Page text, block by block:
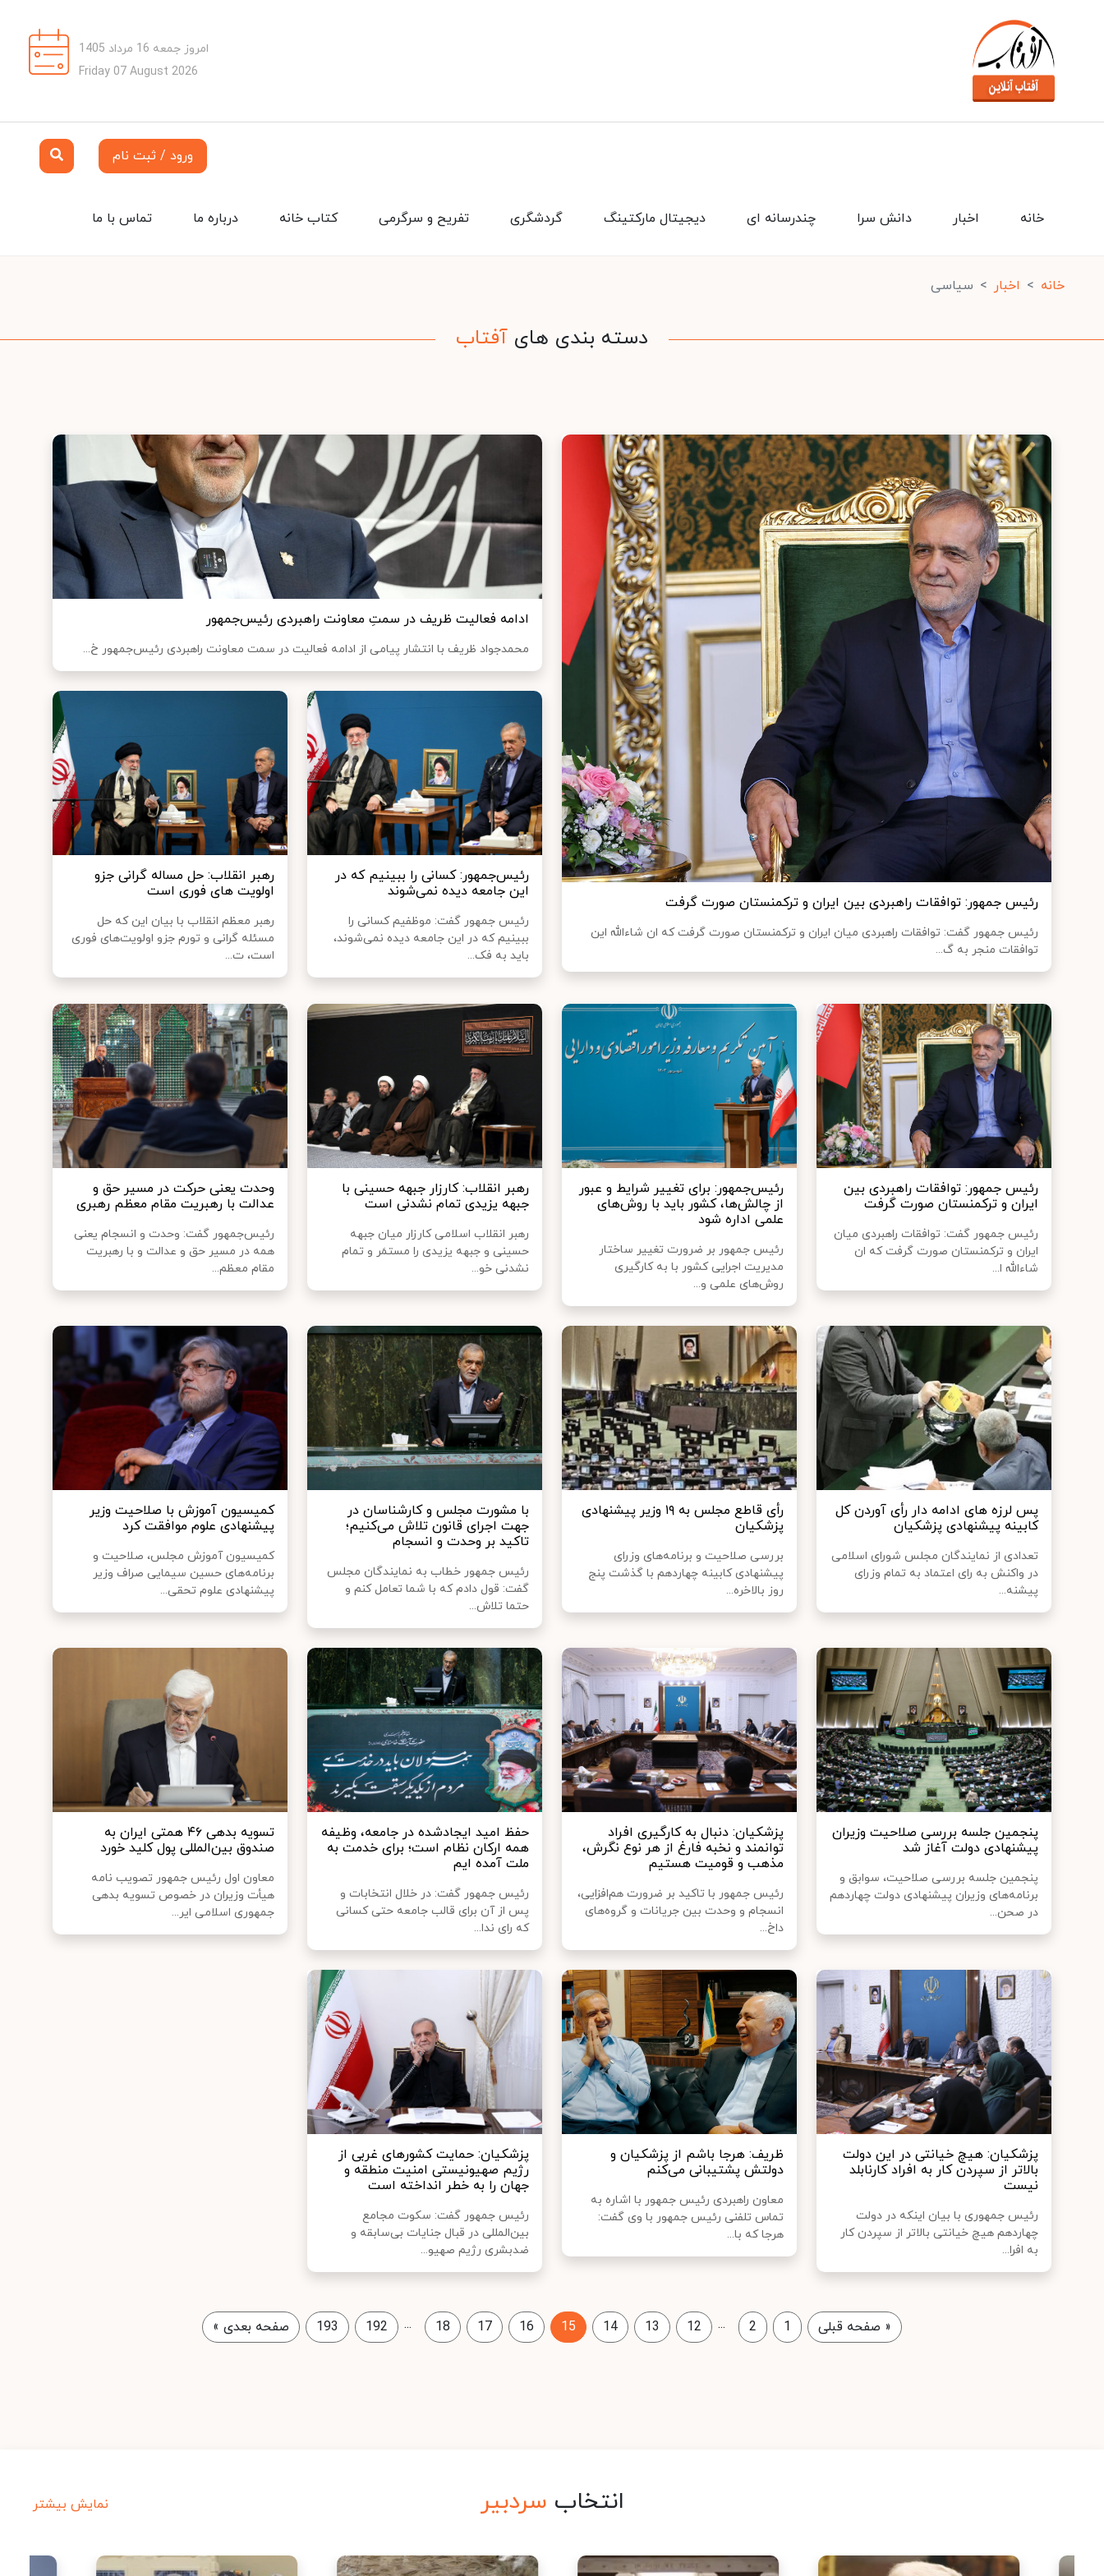
امروز جمعه 16 مرداد 1405
Friday 07 August 2026
ورود / ثبت نام
تماس با ما درباره ما کتاب خانه تفریح و سرگرمی گردشگری دیجیتال مارکتینگ چندرسانه ای دانش سرا اخبار خانه
خانه اخبار سیاسی
دسته بندی های آفتاب
رئیس جمهور: توافقات راهبردی بین ایران و ترکمنستان صورت گرفت
رئیس جمهور گفت: توافقات راهبردی میان ایران و ترکمنستان صورت گرفت که ان شاءالله این
توافقات منجر به گ...
ادامه فعالیت ظریف در سمتِ معاونت راهبردی رئیس‌جمهور
محمدجواد ظریف با انتشار پیامی از ادامه فعالیت در سمت معاونت راهبردی رئیس‌جمهور خ...
رئیس‌جمهور: کسانی را ببینیم که در
این جامعه دیده نمی‌شوند
رئیس جمهور گفت: موظفیم کسانی را
ببینیم که در این جامعه دیده نمی‌شوند،
باید به فک...
رهبر انقلاب: حل مساله گرانی جزو
اولویت های فوری است
رهبر معظم انقلاب با بیان این که حل
مسئله گرانی و تورم جزو اولویت‌های فوری
است، ت...
رئیس جمهور: توافقات راهبردی بین
ایران و ترکمنستان صورت گرفت
رئیس جمهور گفت: توافقات راهبردی میان
ایران و ترکمنستان صورت گرفت که ان
شاءالله ا...
رئیس‌جمهور: برای تغییر شرایط و عبور
از چالش‌ها، کشور باید با روش‌های
علمی اداره شود
رئیس جمهور بر ضرورت تغییر ساختار
مدیریت اجرایی کشور با به کارگیری
روش‌های علمی و...
رهبر انقلاب: کارزار جبهه حسینی با
جبهه یزیدی تمام‌ نشدنی است
رهبر انقلاب اسلامی کارزار میان جبهه
حسینی و جبهه یزیدی را مستمَر و تمام
نشدنی خو...
وحدت یعنی حرکت در مسیر حق و
عدالت با رهبریت مقام معظم رهبری
رئیس‌جمهور گفت: وحدت و انسجام یعنی
همه در مسیر حق و عدالت و با رهبریت
مقام معظم...
پس لرزه های ادامه دار رأی آوردن کل
کابینه پیشنهادی پزشکیان
تعدادی از نمایندگان مجلس شورای اسلامی
در واکنش به رای اعتماد به تمام وزرای
پیشنه...
رأی قاطع مجلس به ۱۹ وزیر پیشنهادی
پزشکیان
بررسی صلاحیت و برنامه‎‌های وزرای
پیشنهادی کابینه چهاردهم با گذشت پنج
روز بالاخره...
با مشورت مجلس و کارشناسان در
جهت اجرای قانون تلاش می‌کنیم؛
تاکید بر وحدت و انسجام
رئیس جمهور خطاب به نمایندگان مجلس
گفت: قول دادم که با شما تعامل کنم و
حتما تلاش...
کمیسیون آموزش با صلاحیت وزیر
پیشنهادی علوم موافقت کرد
کمیسیون آموزش مجلس، صلاحیت و
برنامه‌های حسین سیمایی صراف وزیر
پیشنهادی علوم تحقی...
پنجمین جلسه بررسی صلاحیت وزیران
پیشنهادی دولت آغاز شد
پنجمین جلسه بررسی صلاحیت، سوابق و
برنامه‌های وزیران پیشنهادی دولت چهاردهم
در صحن...
پزشکیان: دنبال به کارگیری افراد
توانمند و نخبه فارغ از هر نوع نگرش،
مذهب و قومیت هستیم
رئیس جمهور با تاکید بر ضرورت هم‌افزایی،
انسجام و وحدت بین جریانات و گروه‌های
داخ...
حفظ امید ایجادشده در جامعه، وظیفه
همه ارکان نظام است؛ برای خدمت به
ملت آمده ایم
رئیس جمهور گفت: در خلال انتخابات و
پس از آن برای قالب جامعه حتی کسانی
که رای ندا...
تسویه بدهی ۴۶ همتی ایران به
صندوق بین‌المللی پول کلید خورد
معاون اول رئیس جمهور تصویب نامه
هیأت وزیران در خصوص تسویه بدهی
جمهوری اسلامی ایر...
پزشکیان: هیچ خیانتی در این دولت
بالاتر از سپردن کار به افراد کارنابلد
نیست
رئیس جمهوری با بیان اینکه در دولت
چهاردهم هیچ خیانتی بالاتر از سپردن کار
به افرا...
ظریف: هرجا باشم از پزشکیان و
دولتش پشتیبانی می‌کنم
معاون راهبردی رئیس جمهور با اشاره به
تماس تلفنی رئیس جمهور با وی گفت:
هرجا که با...
پزشکیان: حمایت کشورهای غربی از
رژیم صهیونیستی امنیت منطقه و
جهان را به خطر انداخته است
رئیس جمهور گفت: سکوت مجامع
بین‌المللی در قبال جنایات بی‌سابقه و
ضدبشری رژیم صهیو...
« صفحه قبلی 1
2
...
12
13
14
15
16
17
18
...
192
193 صفحه بعدی »
انتخاب سردبیر نمایش بیشتر